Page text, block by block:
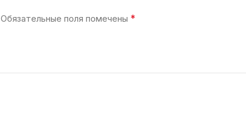
Обязательные поля помечены *